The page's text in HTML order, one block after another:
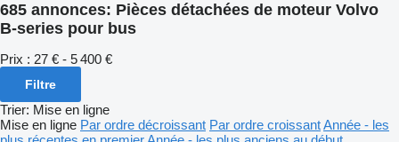
685 annonces: Pièces détachées de moteur Volvo
B-series pour bus
Prix : 27 € - 5 400 €
Filtre
Trier: Mise en ligne
Mise en ligne Par ordre décroissant Par ordre croissantAnnée - les